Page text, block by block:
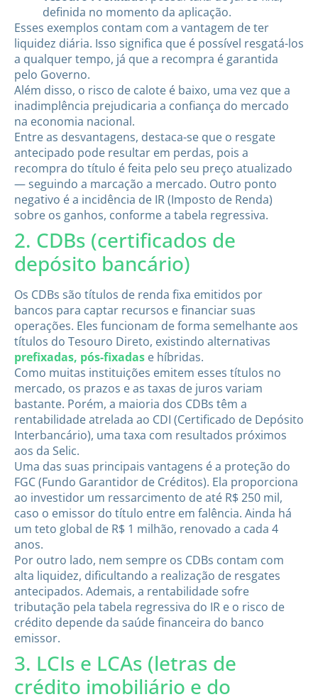
definida no momento da aplicação.
Esses exemplos contam com a vantagem de ter
liquidez diária. Isso significa que é possível resgatá-los
a qualquer tempo, já que a recompra é garantida
pelo Governo.
Além disso, o risco de calote é baixo, uma vez que a
inadimplência prejudicaria a confiança do mercado
na economia nacional.
Entre as desvantagens, destaca-se que o resgate
antecipado pode resultar em perdas, pois a
recompra do título é feita pelo seu preço atualizado
— seguindo a marcação a mercado. Outro ponto
negativo é a incidência de IR (Imposto de Renda)
sobre os ganhos, conforme a tabela regressiva.
2. CDBs (certificados de
depósito bancário)
Os CDBs são títulos de renda fixa emitidos por
bancos para captar recursos e financiar suas
operações. Eles funcionam de forma semelhante aos
títulos do Tesouro Direto, existindo alternativas
prefixadas, pós-fixadas e híbridas.
Como muitas instituições emitem esses títulos no
mercado, os prazos e as taxas de juros variam
bastante. Porém, a maioria dos CDBs têm a
rentabilidade atrelada ao CDI (Certificado de Depósito
Interbancário), uma taxa com resultados próximos
aos da Selic.
Uma das suas principais vantagens é a proteção do
FGC (Fundo Garantidor de Créditos). Ela proporciona
ao investidor um ressarcimento de até R$ 250 mil,
caso o emissor do título entre em falência. Ainda há
um teto global de R$ 1 milhão, renovado a cada 4
anos.
Por outro lado, nem sempre os CDBs contam com
alta liquidez, dificultando a realização de resgates
antecipados. Ademais, a rentabilidade sofre
tributação pela tabela regressiva do IR e o risco de
crédito depende da saúde financeira do banco
emissor.
3. LCIs e LCAs (letras de
crédito imobiliário e do